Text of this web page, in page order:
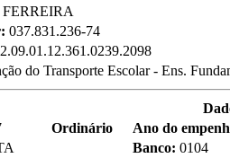
037.831.236-74
do Transporte Escolar - Ens.
Ordinário
Ano do
Banco: 0104